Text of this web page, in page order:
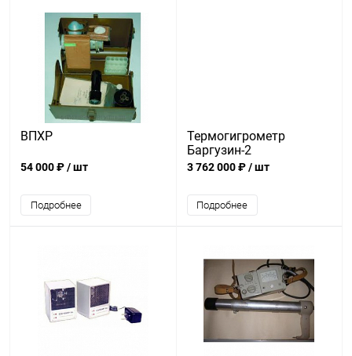
ВПХР
54 000 ₽/ шт
Подробнее
Термогигрометр
Баргузин-2
3 762 000 ₽/ шт
Подробнее